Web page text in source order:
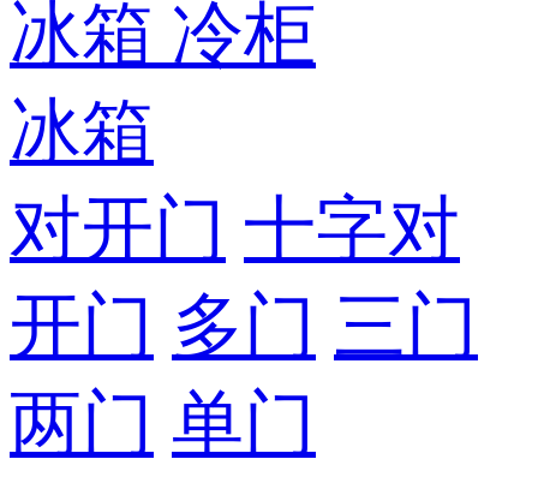
冰箱 冷柜
冰箱
对开门 十字对
开门 多门 三门
两门 单门